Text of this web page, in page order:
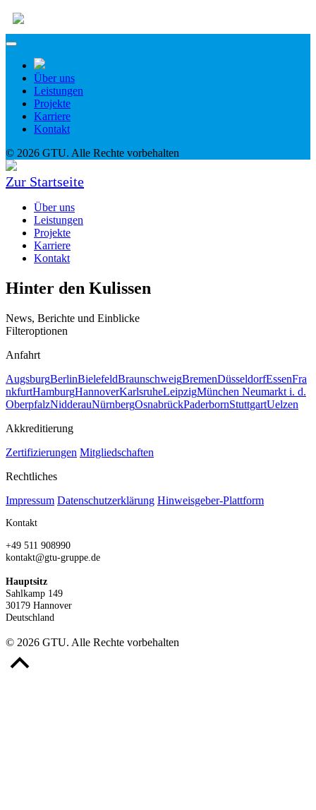
Über uns
Leistungen
Projekte
Karriere
Kontakt
© 2026 GTU. Alle Rechte vorbehalten
Zur Startseite
Über uns
Leistungen
Projekte
Karriere
Kontakt
Hinter den Kulissen
News, Berichte und Einblicke
Filteroptionen
Anfahrt
AugsburgBerlinBielefeldBraunschweigBremenDüsseldorfEssenFra
nkfurtHamburgHannoverKarlsruheLeipzigMünchen Neumarkt i. d.
OberpfalzNidderauNürnbergOsnabrückPaderbornStuttgartUelzen
Akkreditierung
Zertifizierungen Mitgliedschaften
Rechtliches
Impressum Datenschutzerklärung Hinweisgeber-Plattform
Kontakt
+49 511 908990
kontakt@gtu-gruppe.de
Hauptsitz
Sahlkamp 149
30179 Hannover
Deutschland
© 2026 GTU. Alle Rechte vorbehalten